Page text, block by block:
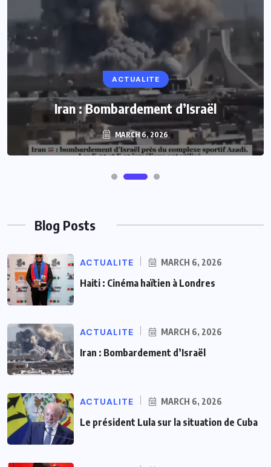
ACTUALITE
Iran : Bombardement d’Israël
MARCH 6, 2026
Blog Posts
ACTUALITE MARCH 6, 2026
Haiti : Cinéma haïtien à Londres
ACTUALITE MARCH 6, 2026
Iran : Bombardement d’Israël
ACTUALITE MARCH 6, 2026
Le président Lula sur la situation de Cuba